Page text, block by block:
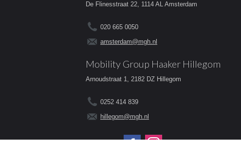
De Flinesstraat 22, 1114 AL Amsterdam
020 665 0050
amsterdam@mgh.nl
Mobility Group Haaker Hillegom
Arnoudstraat 1, 2182 DZ Hillegom
0252 414 839
hillegom@mgh.nl
Volg ons op: